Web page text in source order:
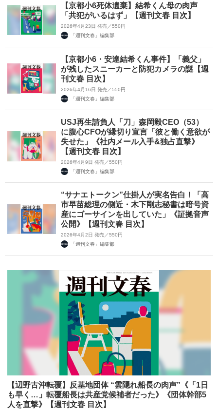
【京都小6死体遺棄】結希くん母の肉声
「共犯がいるはず」【週刊文春 目次】
2026年4月23日 発売／550円
「週刊文春」編集部
【京都小6・安達結希くん事件】「義父」
が残したスニーカーと防犯カメラの謎【週
刊文春 目次】
2026年4月16日 発売／550円
「週刊文春」編集部
USJ再生請負人「刀」森岡毅CEO（53）
に腹心CFOが縁切り宣言「彼と働く意欲が
失せた」《社内メール入手&独占直撃》
【週刊文春 目次】
2026年4月9日 発売／550円
「週刊文春」編集部
“サナエトークン”仕掛人が実名告白！「高
市早苗総理の側近・木下剛志秘書は暗号資
産にゴーサインを出していた」《証拠音声
公開》【週刊文春 目次】
2026年4月2日 発売／550円
「週刊文春」編集部
【辺野古沖転覆】反基地団体 “雲隠れ船長の肉声”《「1日
も早く…」転覆船長は共産党候補者だった》《団体幹部5
人を直撃》【週刊文春 目次】